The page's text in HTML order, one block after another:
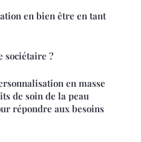
en bien être en tant
sociétaire ?
en masse
de soin de la peau
répondre aux besoins